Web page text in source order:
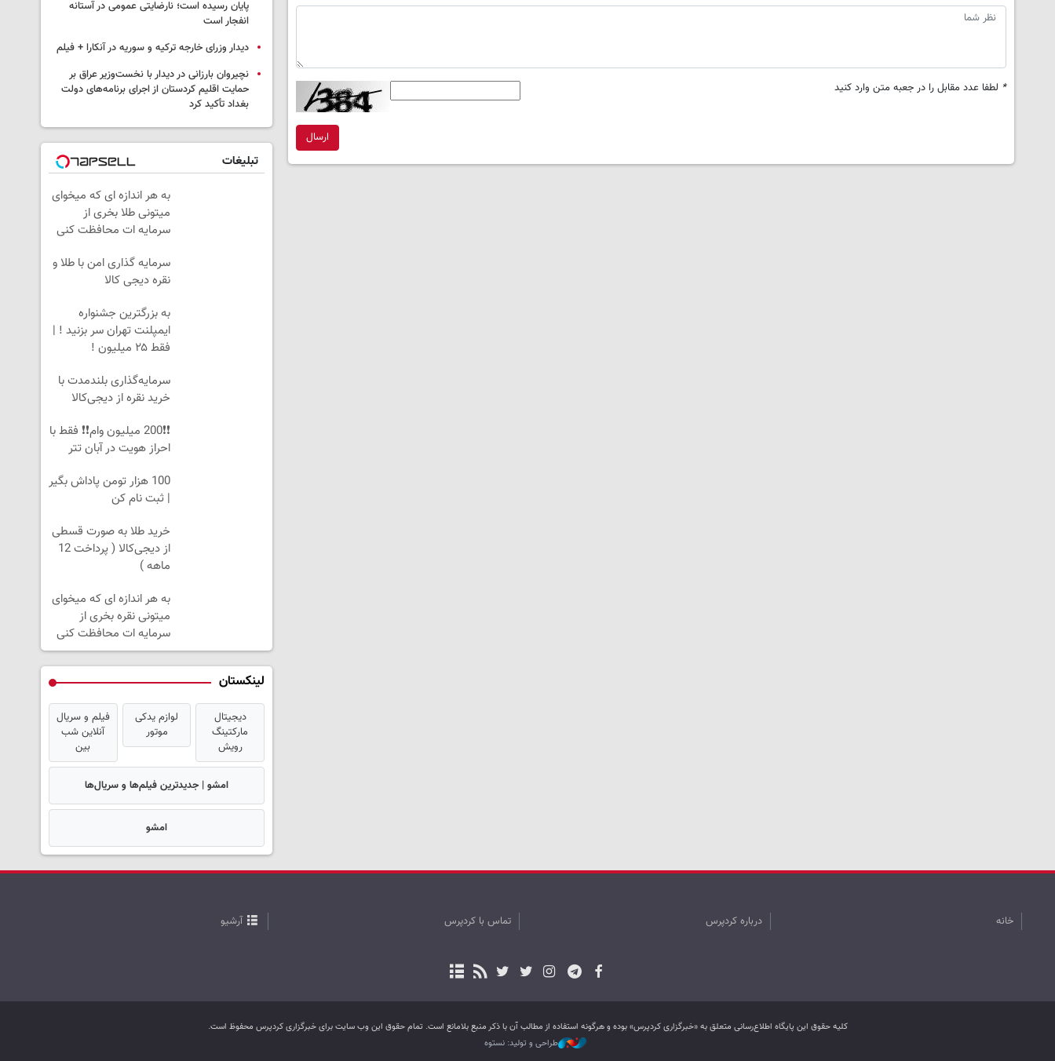
* لطفا عدد مقابل را در جعبه متن وارد کنید
ارسال
پایان رسیده است؛ نارضایتی عمومی در آستانه
انفجار است
دیدار وزرای خارجه ترکیه و سوریه در آنکارا + فیلم
نچیروان بارزانی در دیدار با نخست‌وزیر عراق بر
حمایت اقلیم کردستان از اجرای برنامه‌های دولت
بغداد تأکید کرد
تبلیغات
به هر اندازه ای که میخوای
میتونی طلا بخری از
سرمایه ات محافظت کنی
سرمایه گذاری امن با طلا و
نقره دیجی کالا
به بزرگترین جشنواره
ایمپلنت تهران سر بزنید ! |
فقط ۲۵ میلیون !
سرمایه‌گذاری بلندمدت با
خرید نقره از دیجی‌کالا
❗❗200 میلیون وام❗❗ فقط با
احراز هویت در آبان تتر
100 هزار تومن پاداش بگیر
| ثبت نام کن
خرید طلا به صورت قسطی
از دیجی‌کالا ( پرداخت 12
ماهه )
به هر اندازه ای که میخوای
میتونی نقره بخری از
سرمایه ات محافظت کنی
لینکستان
دیجیتال
مارکتینگ
رویش
لوازم یدکی
موتور
فیلم و سریال
آنلاین شب
بین
امشو | جدیدترین فیلم‌ها و سریال‌ها
امشو
خانه درباره کردپرس تماس با کردپرس آرشیو
کليه حقوق اين پایگاه اطلاع‌رسانی متعلق به «خبرگزاری کردپرس» بوده و هرگونه استفاده از مطالب آن با ذکر منبع بلامانع است. تمام حقوق این وب سایت برای خبرگزاری کردپرس محفوظ است.
طراحی و تولید: نستوه